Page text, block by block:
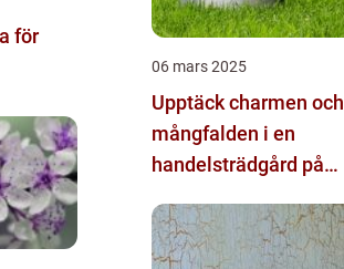
för
06 mars 2025
Upptäck charmen och
mångfalden i en
handelsträdgård på